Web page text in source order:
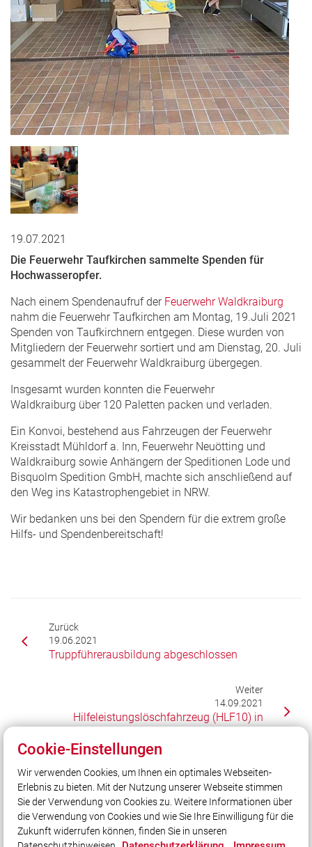
19.07.2021
Die Feuerwehr Taufkirchen sammelte Spenden für
Hochwasseropfer.
Nach einem Spendenaufruf der Feuerwehr Waldkraiburg
nahm die Feuerwehr Taufkirchen am Montag, 19.Juli 2021
Spenden von Taufkirchnern entgegen. Diese wurden von
Mitgliedern der Feuerwehr sortiert und am Dienstag, 20. Juli
gesammelt der Feuerwehr Waldkraiburg übergegen.
Insgesamt wurden konnten die Feuerwehr
Waldkraiburg über 120 Paletten packen und verladen.
Ein Konvoi, bestehend aus Fahrzeugen der Feuerwehr
Kreisstadt Mühldorf a. Inn, Feuerwehr Neuötting und
Waldkraiburg sowie Anhängern der Speditionen Lode und
Bisquolm Spedition GmbH, machte sich anschließend auf
den Weg ins Katastrophengebiet in NRW.
Wir bedanken uns bei den Spendern für die extrem große
Hilfs- und Spendenbereitschaft!
Zurück
19.06.2021
Truppführerausbildung abgeschlossen
Weiter
14.09.2021
Hilfeleistungslöschfahrzeug (HLF10) in
Unser Leitsatz
Gott zur Ehr, dem Nächsten zur Wehr!
Cookie-Einstellungen
Wir verwenden Cookies, um Ihnen ein optimales Webseiten-
Erlebnis zu bieten. Mit der Nutzung unserer Webseite stimmen
Sie der Verwendung von Cookies zu. Weitere Informationen über
die Verwendung von Cookies und wie Sie Ihre Einwilligung für die
Zukunft widerrufen können, finden Sie in unseren